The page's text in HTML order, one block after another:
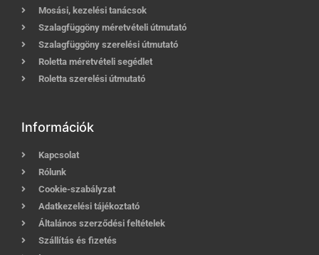
Mosási, kezelési tanácsok
Szalagfüggöny méretvételi útmutató
Szalagfüggöny szerelési útmutató
Roletta méretvételi segédlet
Roletta szerelési útmutató
Információk
Kapcsolat
Rólunk
Cookie-szabályzat
Adatkezelési tájékoztató
Általános szerződési feltételek
Szállítás és fizetés